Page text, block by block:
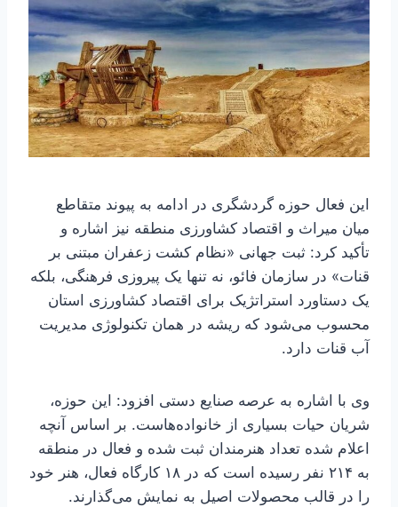
این فعال حوزه گردشگری در ادامه به پیوند متقاطع
میان میراث و اقتصاد کشاورزی منطقه نیز اشاره و
تأکید کرد: ثبت جهانی «نظام کشت زعفران مبتنی بر
قنات» در سازمان فائو، نه تنها یک پیروزی فرهنگی، بلکه
یک دستاورد استراتژیک برای اقتصاد کشاورزی استان
محسوب می‌شود که ریشه در همان تکنولوژی مدیریت
آب قنات دارد.
وی با اشاره به عرصه صنایع دستی افزود: این حوزه،
شریان حیات بسیاری از خانواده‌هاست. بر اساس آنچه
اعلام شده تعداد هنرمندان ثبت شده و فعال در منطقه
به ۲۱۴ نفر رسیده است که در ۱۸ کارگاه فعال، هنر خود
را در قالب محصولات اصیل به نمایش می‌گذارند.